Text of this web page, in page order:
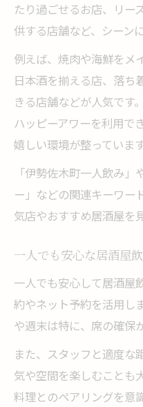
たり過ごせるお店、リー
供する店舗など、シーン
例えば、焼肉や海鮮をメ
日本酒を揃える店、落ち
きる店舗などが人気です
ハッピーアワーを利用で
嬉しい環境が整っています
「伊勢佐木町一人飲み
ー」などの関連キーワー
気店やおすすめ居酒屋を
一人でも安心な居酒屋
一人でも安心して居酒屋
約やネット予約を活用し
や週末は特に、席の確保
また、スタッフと適度な
気や空間を楽しむことも
料理とのペアリングを意